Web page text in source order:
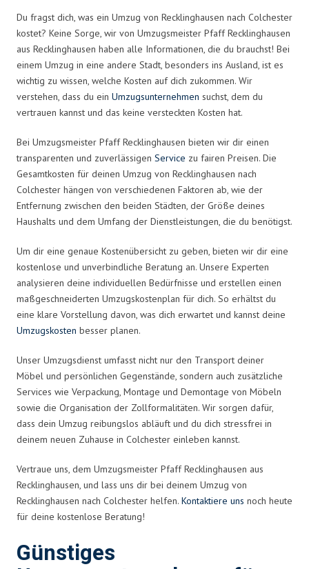
Du fragst dich, was ein Umzug von Recklinghausen nach Colchester
kostet? Keine Sorge, wir von Umzugsmeister Pfaff Recklinghausen
aus Recklinghausen haben alle Informationen, die du brauchst! Bei
einem Umzug in eine andere Stadt, besonders ins Ausland, ist es
wichtig zu wissen, welche Kosten auf dich zukommen. Wir
verstehen, dass du ein Umzugsunternehmen suchst, dem du
vertrauen kannst und das keine versteckten Kosten hat.
Bei Umzugsmeister Pfaff Recklinghausen bieten wir dir einen
transparenten und zuverlässigen Service zu fairen Preisen. Die
Gesamtkosten für deinen Umzug von Recklinghausen nach
Colchester hängen von verschiedenen Faktoren ab, wie der
Entfernung zwischen den beiden Städten, der Größe deines
Haushalts und dem Umfang der Dienstleistungen, die du benötigst.
Um dir eine genaue Kostenübersicht zu geben, bieten wir dir eine
kostenlose und unverbindliche Beratung an. Unsere Experten
analysieren deine individuellen Bedürfnisse und erstellen einen
maßgeschneiderten Umzugskostenplan für dich. So erhältst du
eine klare Vorstellung davon, was dich erwartet und kannst deine
Umzugskosten besser planen.
Unser Umzugsdienst umfasst nicht nur den Transport deiner
Möbel und persönlichen Gegenstände, sondern auch zusätzliche
Services wie Verpackung, Montage und Demontage von Möbeln
sowie die Organisation der Zollformalitäten. Wir sorgen dafür,
dass dein Umzug reibungslos abläuft und du dich stressfrei in
deinem neuen Zuhause in Colchester einleben kannst.
Vertraue uns, dem Umzugsmeister Pfaff Recklinghausen aus
Recklinghausen, und lass uns dir bei deinem Umzug von
Recklinghausen nach Colchester helfen. Kontaktiere uns noch heute
für deine kostenlose Beratung!
Günstiges